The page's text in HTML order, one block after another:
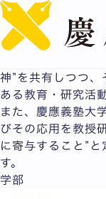
学部・大学院
神”を共有しつつ
ある教育・研究活
また、慶應義塾大
びその応用を教授
に寄与すること”
す。
学部